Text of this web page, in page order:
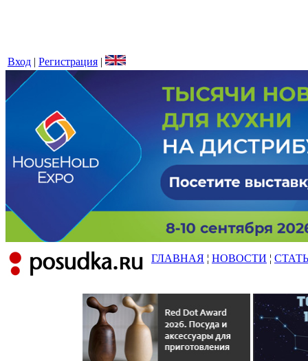
Вход | Регистрация |
ГЛАВНАЯ ¦ НОВОСТИ ¦